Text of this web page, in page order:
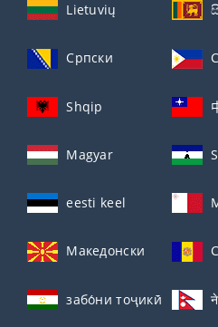
Lietuvių
Српски
Shqip
Magyar
eesti keel
Македонски
забо́ни тоҷикӣ́